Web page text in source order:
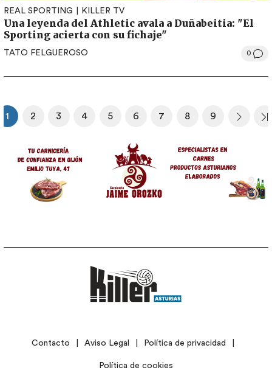
REAL SPORTING KILLER TV
Una leyenda del Athletic avala a Duñabeitia: "El
Sporting acierta con su fichaje"
TATO FELGUEROSO 0
Página actual
1
Página
2
Página
3
Página
4
Página
5
Página
6
Página
7
Página
8
Página
9
Image
LEGALContacto Aviso Legal Política de privacidad
Política de cookies